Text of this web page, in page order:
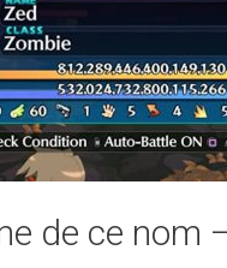
de ce nom